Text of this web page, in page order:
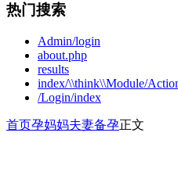
热门搜索
Admin/login
about.php
results
index/\\think\\Module/
/Login/index
首页孕妈妈夫妻备孕正文